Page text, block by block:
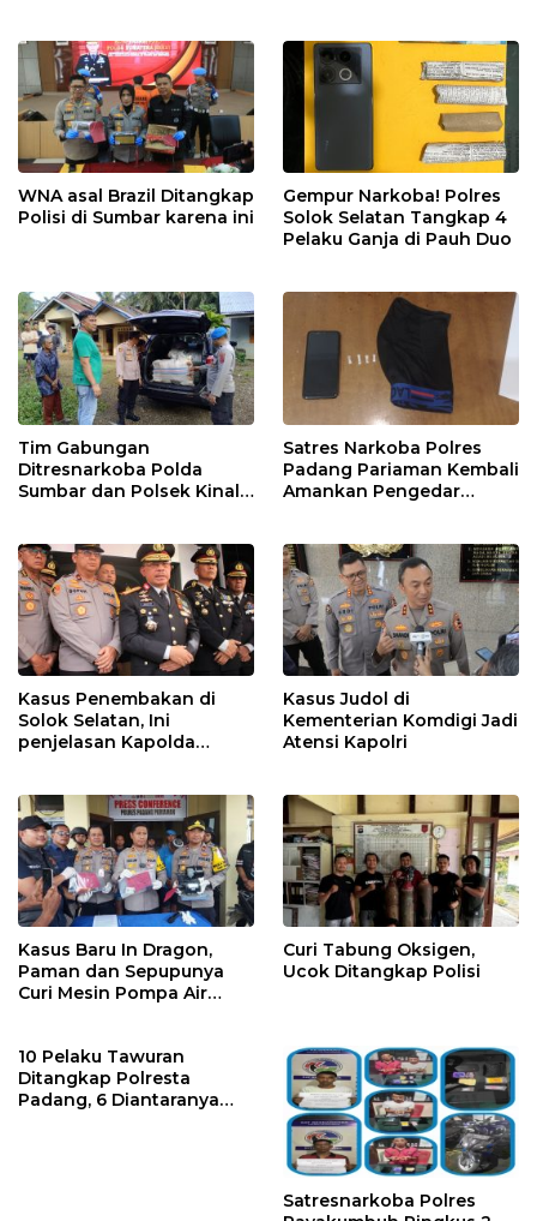
WNA asal Brazil Ditangkap
Polisi di Sumbar karena ini
Gempur Narkoba! Polres
Solok Selatan Tangkap 4
Pelaku Ganja di Pauh Duo
Tim Gabungan
Ditresnarkoba Polda
Sumbar dan Polsek Kinali
Satres Narkoba Polres
Padang Pariaman Kembali
Amankan Pengedar
Kasus Penembakan di
Solok Selatan, Ini
penjelasan Kapolda
Kasus Judol di
Kementerian Komdigi Jadi
Atensi Kapolri
Kasus Baru In Dragon,
Paman dan Sepupunya
Curi Mesin Pompa Air
Curi Tabung Oksigen,
Ucok Ditangkap Polisi
10 Pelaku Tawuran
Ditangkap Polresta
Padang, 6 Diantaranya
Satresnarkoba Polres